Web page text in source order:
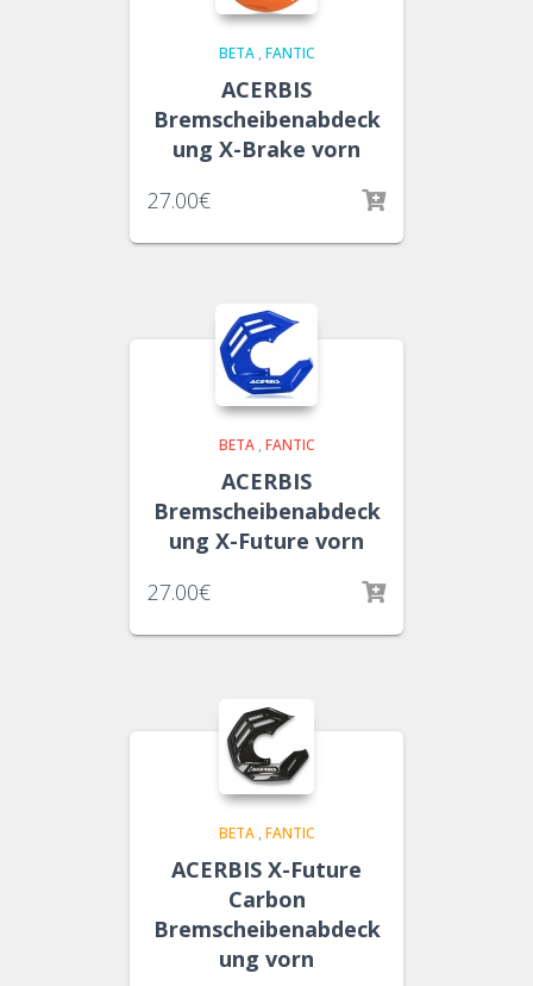
BETA, FANTIC
ACERBIS
Bremscheibenabdeck
ung X-Brake vorn
27.00€
BETA, FANTIC
ACERBIS
Bremscheibenabdeck
ung X-Future vorn
27.00€
BETA, FANTIC
ACERBIS X-Future
Carbon
Bremscheibenabdeck
ung vorn